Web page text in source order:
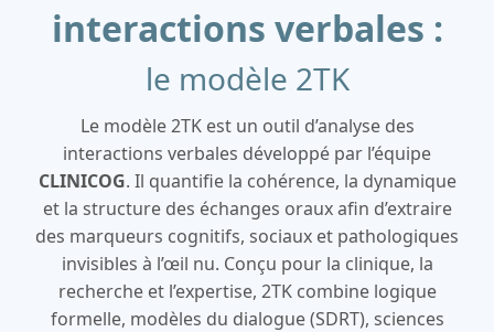
interactions verbales :
le modèle 2TK
Le modèle 2TK est un outil d’analyse des
interactions verbales développé par l’équipe
CLINICOG. Il quantifie la cohérence, la dynamique
et la structure des échanges oraux afin d’extraire
des marqueurs cognitifs, sociaux et pathologiques
invisibles à l’œil nu. Conçu pour la clinique, la
recherche et l’expertise, 2TK combine logique
formelle, modèles du dialogue (SDRT), sciences